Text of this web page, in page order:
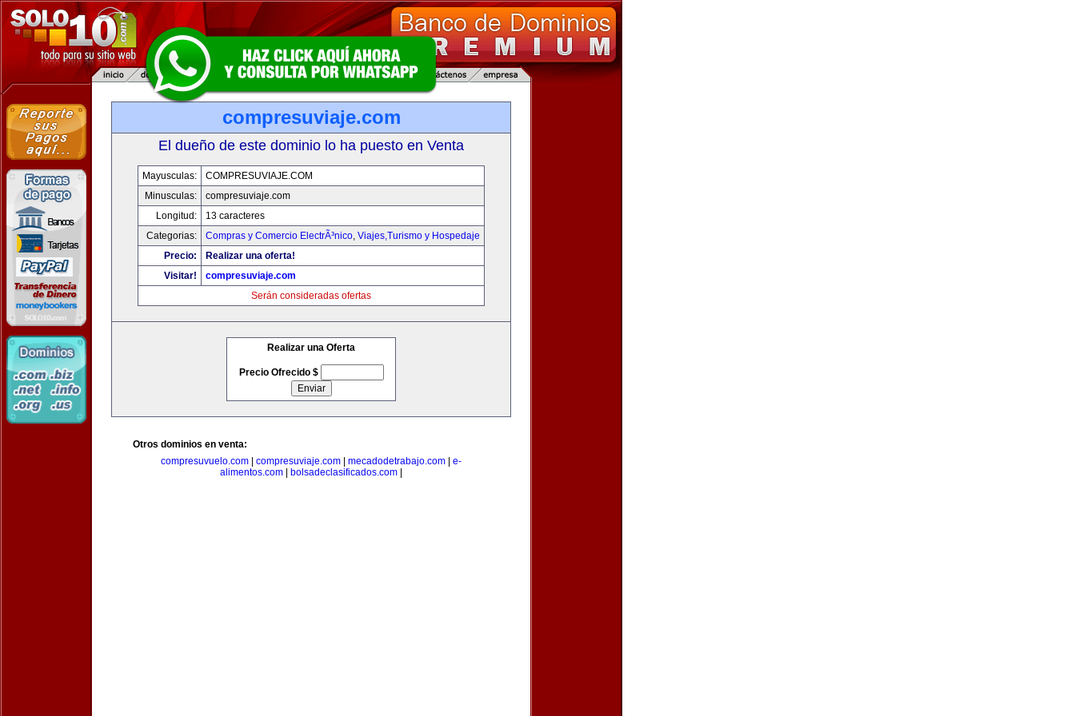
compresuviaje.com
El dueño de este dominio lo ha puesto en Venta
Mayusculas:
COMPRESUVIAJE.COM
Minusculas:
compresuviaje.com
Longitud:
13 caracteres
Categorias:
Compras y Comercio ElectrÃ³nico, Viajes,Turismo y Hospedaje
Precio:
Realizar una oferta!
Visitar!
compresuviaje.com
Serán consideradas ofertas
Realizar una Oferta
Precio Ofrecido $
Otros dominios en venta:
compresuvuelo.com
compresuviaje.com mecadodetrabajo.com
e-
alimentos.com
bolsadeclasificados.com